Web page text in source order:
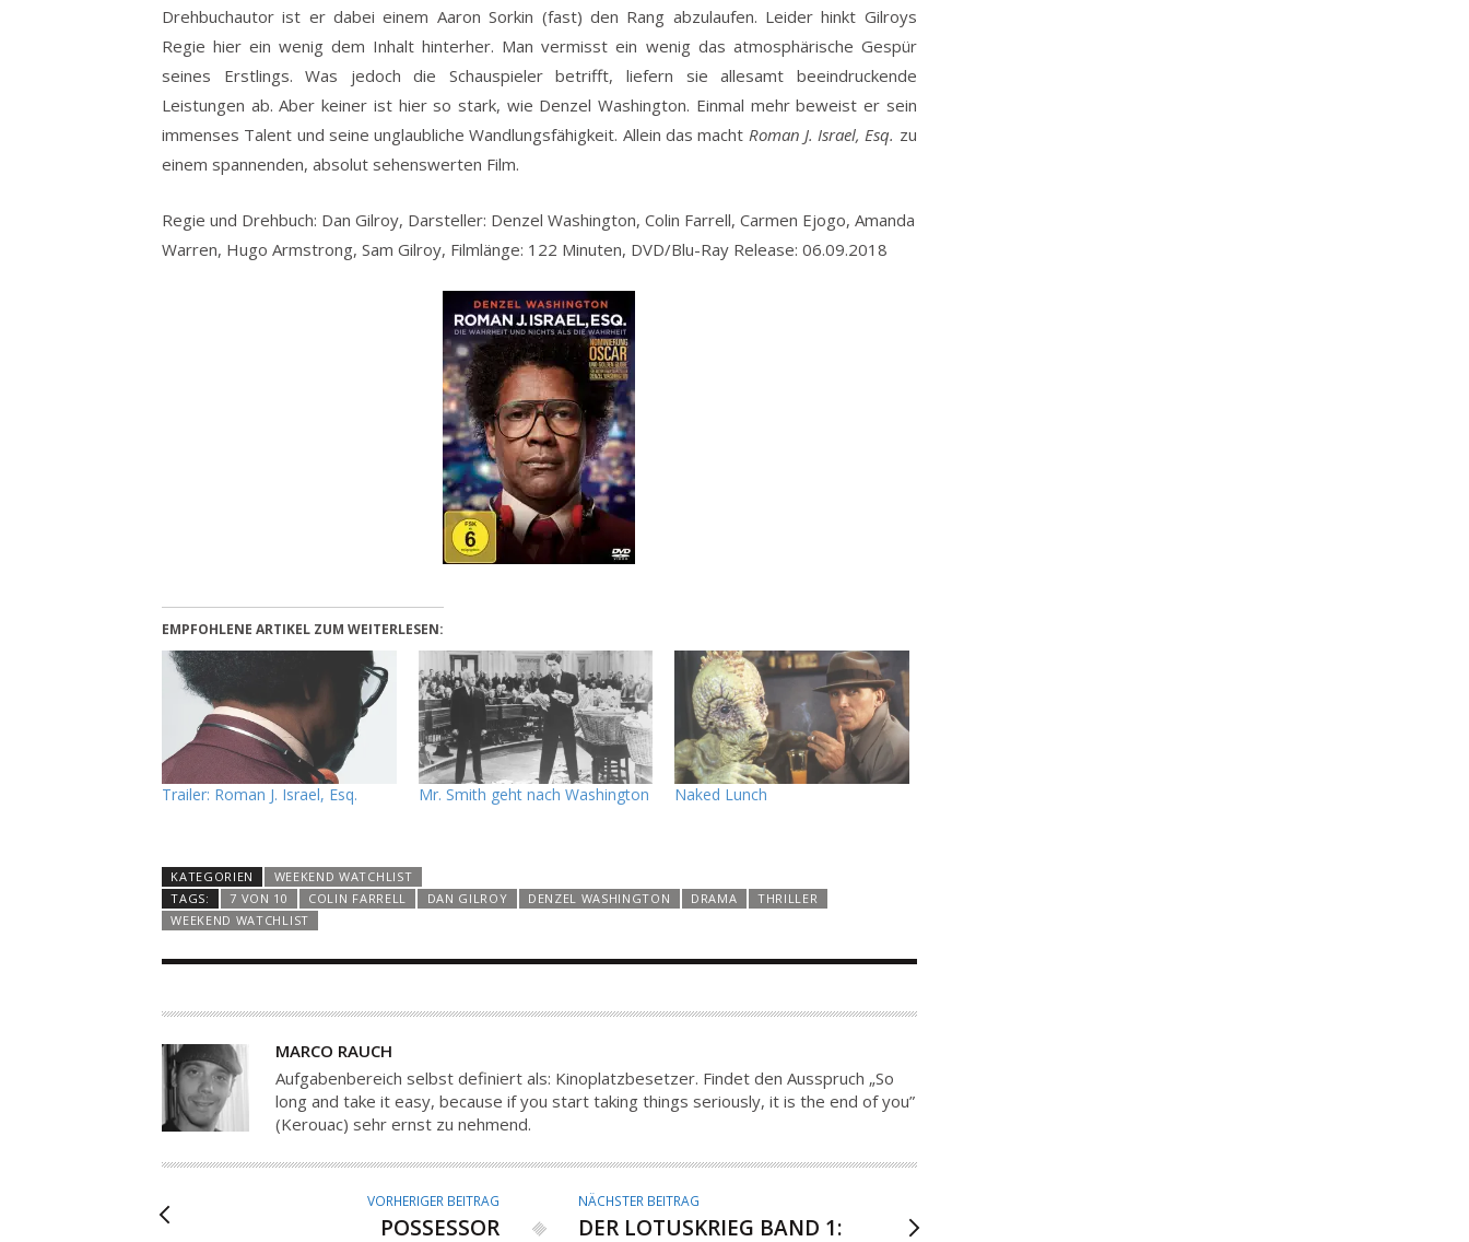
Drehbuchautor ist er dabei einem Aaron Sorkin (fast) den Rang abzulaufen. Leider hinkt Gilroys
Regie hier ein wenig dem Inhalt hinterher. Man vermisst ein wenig das atmosphärische Gespür
seines Erstlings. Was jedoch die Schauspieler betrifft, liefern sie allesamt beeindruckende
Leistungen ab. Aber keiner ist hier so stark, wie Denzel Washington. Einmal mehr beweist er sein
immenses Talent und seine unglaubliche Wandlungsfähigkeit. Allein das macht Roman J. Israel, Esq. zu
einem spannenden, absolut sehenswerten Film.
Regie und Drehbuch: Dan Gilroy, Darsteller: Denzel Washington, Colin Farrell, Carmen Ejogo, Amanda
Warren, Hugo Armstrong, Sam Gilroy, Filmlänge: 122 Minuten, DVD/Blu-Ray Release: 06.09.2018
EMPFOHLENE ARTIKEL ZUM WEITERLESEN:
Trailer: Roman J. Israel, Esq. Mr. Smith geht nach Washington Naked Lunch
KATEGORIEN
WEEKEND WATCHLIST
TAGS:
7 VON 10 COLIN FARRELL DAN GILROY DENZEL WASHINGTON DRAMA
THRILLER
WEEKEND WATCHLIST
A
U
T
O
R
MARCO RAUCH
Aufgabenbereich selbst definiert als: Kinoplatzbesetzer. Findet den Ausspruch „So
long and take it easy, because if you start taking things seriously, it is the end of you”
(Kerouac) sehr ernst zu nehmend.
VORHERIGER BEITRAG
POSSESSOR
NÄCHSTER BEITRAG
DER LOTUSKRIEG BAND 1: